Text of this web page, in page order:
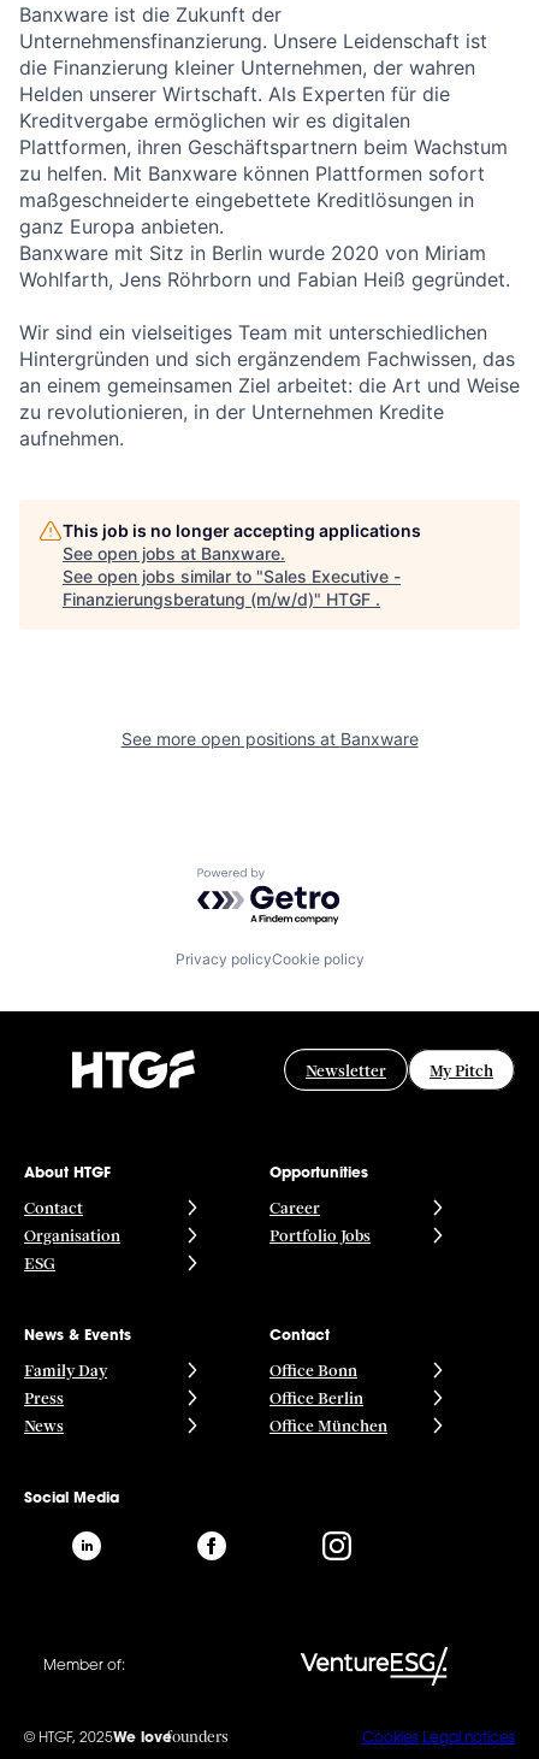
Banxware ist die Zukunft der
Unternehmensfinanzierung. Unsere Leidenschaft ist
die Finanzierung kleiner Unternehmen, der wahren
Helden unserer Wirtschaft. Als Experten für die
Kreditvergabe ermöglichen wir es digitalen
Plattformen, ihren Geschäftspartnern beim Wachstum
zu helfen. Mit Banxware können Plattformen sofort
maßgeschneiderte eingebettete Kreditlösungen in
ganz Europa anbieten.
Banxware mit Sitz in Berlin wurde 2020 von Miriam
Wohlfarth, Jens Röhrborn und Fabian Heiß gegründet.
Wir sind ein vielseitiges Team mit unterschiedlichen
Hintergründen und sich ergänzendem Fachwissen, das
an einem gemeinsamen Ziel arbeitet: die Art und Weise
zu revolutionieren, in der Unternehmen Kredite
aufnehmen.
This job is no longer accepting applications
See open jobs at Banxware.
See open jobs similar to "Sales Executive -
Finanzierungsberatung (m/w/d)" HTGF .
See more open positions at Banxware
Powered by Getro.com
Privacy policyCookie policy
Newsletter My Pitch
About HTGF
Contact
Organisation
ESG
Opportunities
Career
Portfolio Jobs
News & Events
Family Day
Press
News
Contact
Office Bonn
Office Berlin
Office München
Social Media
Member of:
© HTGF, 2025We lovefounders Cookies Legal notices